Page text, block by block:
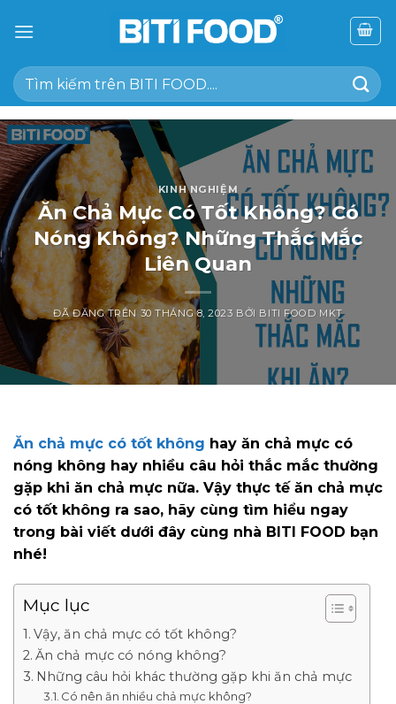
đến
dung
Tìm
kiếm:
KINH NGHIỆM
Ăn Chả Mực Có Tốt Không? Có
Nóng Không? Những Thắc Mắc
Liên Quan
ĐÃ ĐĂNG TRÊN30 THÁNG 8, 2023 BỞI BITI FOOD MKT
Ăn chả mực có tốt không hay ăn chả mực có
nóng không hay nhiều câu hỏi thắc mắc thường
gặp khi ăn chả mực nữa. Vậy thực tế ăn chả mực
có tốt không ra sao, hãy cùng tìm hiểu ngay
trong bài viết dưới đây cùng nhà BITI FOOD bạn
nhé!
Mục lục
Vậy, ăn chả mực có tốt không?
Ăn chả mực có nóng không?
Những câu hỏi khác thường gặp khi ăn chả mực
Có nên ăn nhiều chả mực không?